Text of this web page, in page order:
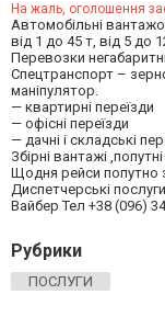
На жаль, оголошення
Автомобільні
від 1 до 45 т, від 5 до
Перевозки
Спецтранспорт –
маніпулятор.
— квартирні переїзди
— офісні переїзди
— дачні і складські
Збірні вантажі
Щодня рейси попутно
Диспетчерські послуги
Вайбер Тел +38 (096)
Рубрики
ПОСЛУГИ